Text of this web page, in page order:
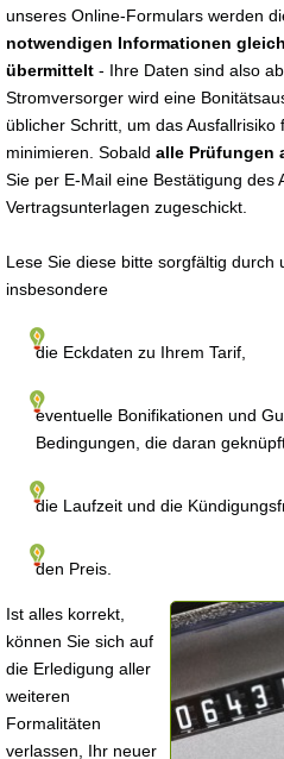
unseres Online-Formulars werden
notwendigen Informationen
übermittelt - Ihre Daten sind also
Stromversorger wird eine
üblicher Schritt, um das Ausfallrisiko
minimieren. Sobald alle Prüfungen
Sie per E-Mail eine Bestätigung des
Vertragsunterlagen zugeschickt.
Lese Sie diese bitte sorgfältig durch
insbesondere
die Eckdaten zu Ihrem Tarif,
eventuelle Bonifikationen und
Bedingungen, die daran
die Laufzeit und die
den Preis.
Ist alles korrekt,
können Sie sich auf
die Erledigung aller
weiteren
Formalitäten
verlassen, Ihr neuer